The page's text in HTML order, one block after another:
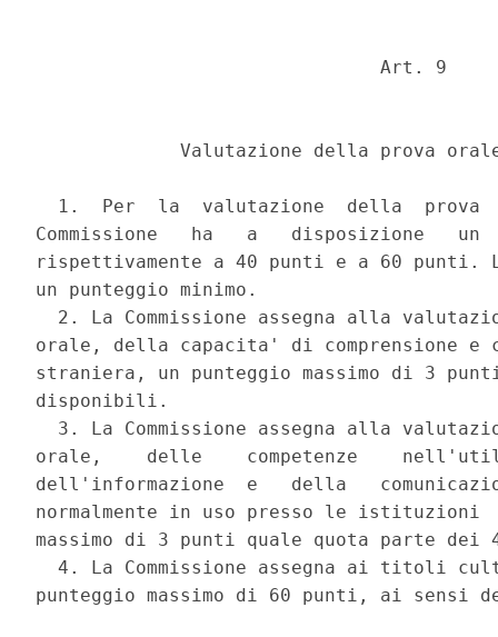
                               Art. 9
Valutazione della prova
1.  Per  la  valutazione  della  prova
Commissione   ha   a   disposizione   un
rispettivamente a 40 punti e a 60 punti.
un punteggio minimo.
2. La Commissione assegna alla
orale, della capacita' di comprensione e
straniera, un punteggio massimo di 3
disponibili.
3. La Commissione assegna alla
orale,    delle    competenze
dell'informazione  e   della
normalmente in uso presso le istituzioni
massimo di 3 punti quale quota parte
4. La Commissione assegna ai titoli